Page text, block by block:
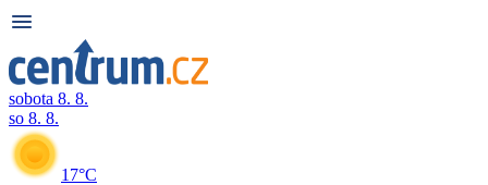
sobota 8. 8.
so 8. 8.
17°C